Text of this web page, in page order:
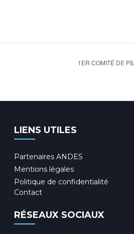
1ER COMITÉ DE
LIENS UTILES
Partenaires ANDES
Mentions légales
Politique de confidentialité
Contact
RÉSEAUX SOCIAUX